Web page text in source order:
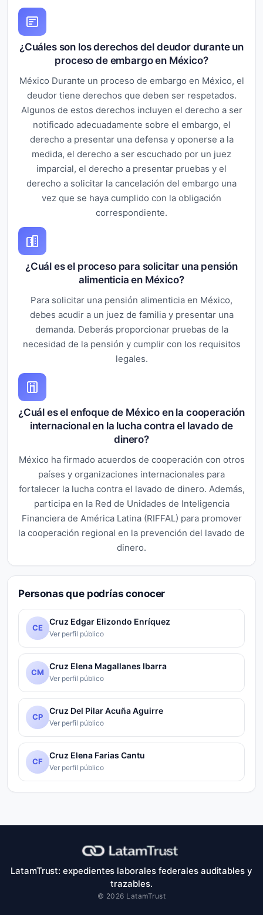
¿Cuáles son los derechos del deudor durante un
proceso de embargo en México?
México Durante un proceso de embargo en México, el
deudor tiene derechos que deben ser respetados.
Algunos de estos derechos incluyen el derecho a ser
notificado adecuadamente sobre el embargo, el
derecho a presentar una defensa y oponerse a la
medida, el derecho a ser escuchado por un juez
imparcial, el derecho a presentar pruebas y el
derecho a solicitar la cancelación del embargo una
vez que se haya cumplido con la obligación
correspondiente.
¿Cuál es el proceso para solicitar una pensión
alimenticia en México?
Para solicitar una pensión alimenticia en México,
debes acudir a un juez de familia y presentar una
demanda. Deberás proporcionar pruebas de la
necesidad de la pensión y cumplir con los requisitos
legales.
¿Cuál es el enfoque de México en la cooperación
internacional en la lucha contra el lavado de
dinero?
México ha firmado acuerdos de cooperación con otros
países y organizaciones internacionales para
fortalecer la lucha contra el lavado de dinero. Además,
participa en la Red de Unidades de Inteligencia
Financiera de América Latina (RIFFAL) para promover
la cooperación regional en la prevención del lavado de
dinero.
Personas que podrías conocer
CE
Cruz Edgar Elizondo Enríquez
Ver perfil público
CM
Cruz Elena Magallanes Ibarra
Ver perfil público
CP
Cruz Del Pilar Acuña Aguirre
Ver perfil público
CF
Cruz Elena Farias Cantu
Ver perfil público
LatamTrust: expedientes laborales federales auditables y
trazables.
© 2026 LatamTrust